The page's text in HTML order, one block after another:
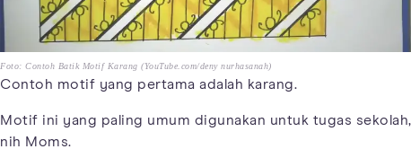
Foto: Contoh Batik Motif Karang (YouTube.com/deny nurhasanah)
Contoh motif yang pertama adalah karang.
Motif ini yang paling umum digunakan untuk tugas sekolah,
nih Moms.